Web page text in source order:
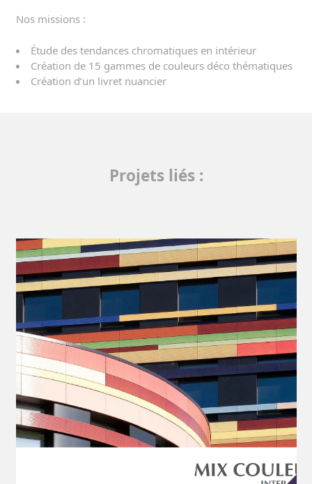
Nos missions :
Étude des tendances chromatiques en intérieur
Création de 15 gammes de couleurs déco thématiques
Création d’un livret nuancier
Projets liés :